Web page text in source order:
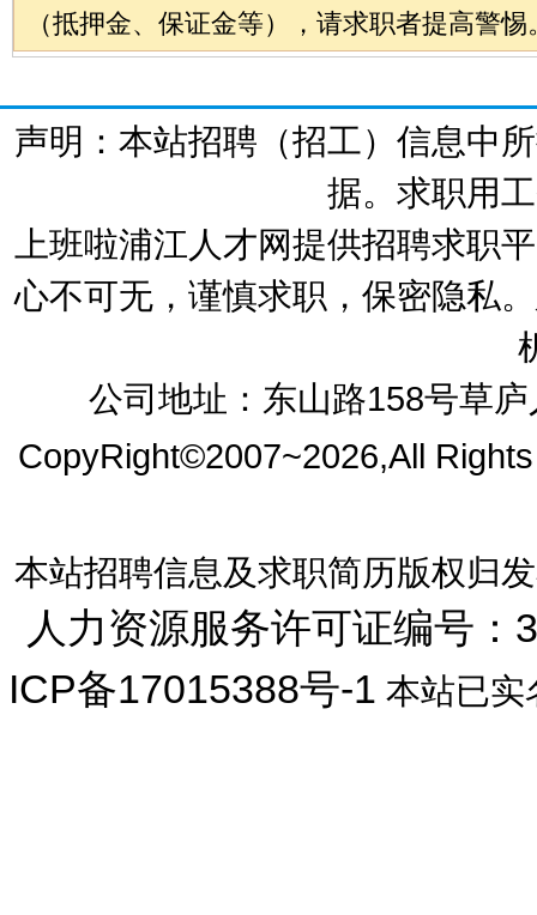
（抵押金、保证金等），请求职者提高警惕
声明：本站招聘（招工）信息中
据。求职用
上班啦浦江人才网提供招聘求职
心不可无，谨慎求职，保密隐私
公司地址：东山路158号草
CopyRight©2007~2026,All
本站招聘信息及求职简历版权归
人力资源服务许可证编号
ICP备17015388号-1 本站已